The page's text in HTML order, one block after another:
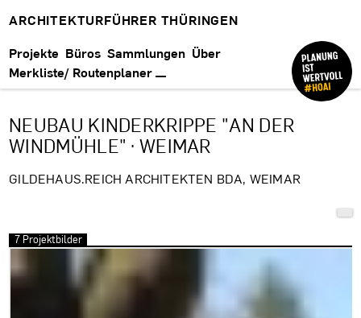
ARCHITEKTURFÜHRER THÜRINGEN
Projekte Büros Sammlungen Über
Merkliste/ Routenplaner
NEUBAU KINDERKRIPPE "AN DER
WINDMÜHLE" · WEIMAR
GILDEHAUS.REICH ARCHITEKTEN BDA, WEIMAR
7 Projektbilder
Bilder überspringen